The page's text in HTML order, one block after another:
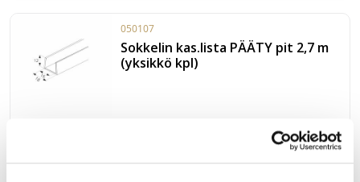
050107
Sokkelin kas.lista PÄÄTY pit 2,7 m
(yksikkö kpl)
Valkoinen sokkelin kasauslista pääty salko 2,7 m
Myyntiyksikkö on KPL. Nipussa 40 salkoa eli 108 m.